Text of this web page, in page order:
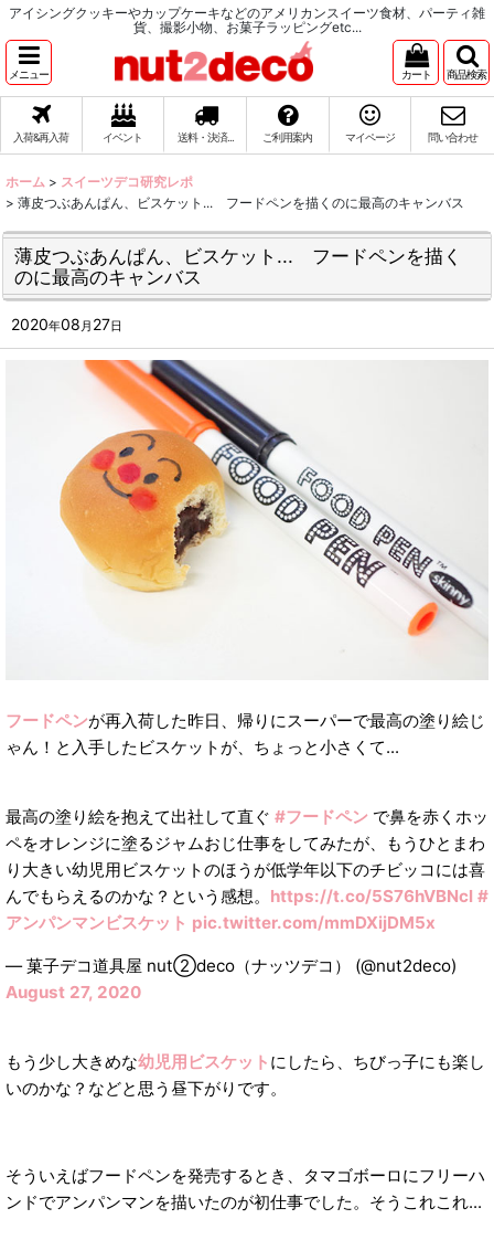
アイシングクッキーやカップケーキなどのアメリカンスイーツ食材、パーティ雑
貨、撮影小物、お菓子ラッピングetc...
メニュー カート 商品検索
入荷&再入荷 イベント 送料・決済... ご利用案内 マイページ 問い合わせ
ホーム > スイーツデコ研究レポ
> 薄皮つぶあんぱん、ビスケット... フードペンを描くのに最高のキャンバス
薄皮つぶあんぱん、ビスケット... フードペンを描く
のに最高のキャンバス
2020年08 月 27日
フードペンが再入荷した昨日、帰りにスーパーで最高の塗り絵じ
ゃん！と入手したビスケットが、ちょっと小さくて...
最高の塗り絵を抱えて出社して直ぐ #フードペン で鼻を赤くホッ
ペをオレンジに塗るジャムおじ仕事をしてみたが、もうひとまわ
り大きい幼児用ビスケットのほうが低学年以下のチビッコには喜
んでもらえるのかな？という感想。 https://t.co/5S76hVBNcl #
アンパンマンビスケット pic.twitter.com/mmDXijDM5x
— 菓子デコ道具屋 nut②deco（ナッツデコ） (@nut2deco)
August 27, 2020
もう少し大きめな幼児用ビスケット にしたら、ちびっ子にも楽し
いのかな？などと思う昼下がりです。
そういえばフードペンを発売するとき、タマゴボーロにフリーハ
ンドでアンパンマンを描いたのが初仕事でした。そうこれこれ...